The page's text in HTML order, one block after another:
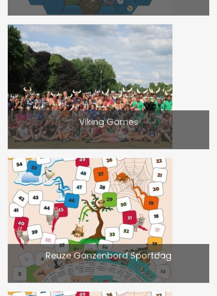
Viking Games
Reuze Ganzenbord Sportdag